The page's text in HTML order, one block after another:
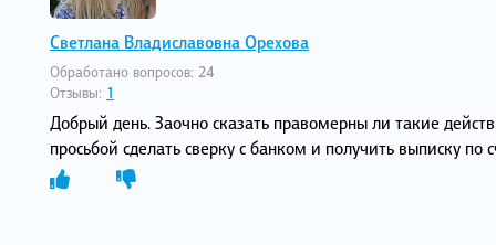
Светлана Владиславовна Орехова
Обработано вопросов: 24
Отзывы: 1
Добрый день. Заочно сказать правомерны ли такие
просьбой сделать сверку с банком и получить выписку